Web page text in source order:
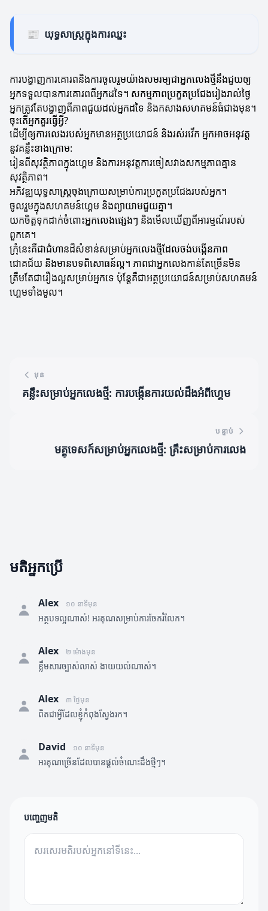
📰 យុទ្ធសាស្ត្រក្នុងការឈ្នះ
ការបង្ហាញការគោរពនិងការចូលរួមយ៉ាងសមរម្យជាអ្នកលេងថ្មីនឹងជួយឲ្យ
អ្នកទទួលបានការគោរពពីអ្នកដទៃ។ សកម្មភាពប្រកួតប្រជែងរៀងរាល់ថ្ងៃ
អ្នកត្រូវតែបង្ហាញពីភាពជួយដល់អ្នកដទៃ និងកសាងសហគមន៍ធំជាងមុន។
ចុះតើអ្នកគួរធ្វើអ្វី?
ដើម្បីឲ្យការលេងរបស់អ្នកមានអត្ថប្រយោជន៍ និងរស់រវើក អ្នកអាចអនុវត្ត
នូវគន្លឹះខាងក្រោម:
រៀនពីសុវត្ថិភាពក្នុងហ្គេម និងការអនុវត្តការចៀសវាងសកម្មភាពគ្មាន
សុវត្ថិភាព។
អភិវឌ្ឍយុទ្ធសាស្ត្រចុងក្រោយសម្រាប់ការប្រកួតប្រជែងរបស់អ្នក។
ចូលរួមក្នុងសហគមន៍ហ្គេម និងព្យាយាមជួយគ្នា។
យកចិត្តទុកដាក់ចំពោះអ្នកលេងផ្សេងៗ និងមើលឃើញពីអារម្មណ៍របស់
ពួកគេ។
ក្រុំនេះគឺជាជំហានដ៏សំខាន់សម្រាប់អ្នកលេងថ្មីដែលចង់បង្កើនភាព
ជោគជ័យ និងមានបទពិសោធន៍ល្អ។ ភាពជាអ្នកលេងកាន់តែច្រើនមិន
ត្រឹមតែជារឿងល្អសម្រាប់អ្នកទេ ប៉ុន្តែគឺជាអត្ថប្រយោជន៍សម្រាប់សហគមន៍
ហ្គេមទាំងមូល។
មុន
គន្លឹះសម្រាប់អ្នកលេងថ្មី: ការបង្កើនការយល់ដឹងអំពីហ្គេម
បន្ទាប់
មគ្គុទេសក៍សម្រាប់អ្នកលេងថ្មី: គ្រឹះសម្រាប់ការលេង
មតិអ្នកប្រើ
Alex ១០ នាទីមុន
អត្ថបទល្អណាស់! អរគុណសម្រាប់ការចែករំលែក។
Alex ២ ម៉ោងមុន
ខ្លឹមសារច្បាស់លាស់ ងាយយល់ណាស់។
Alex ៣ ថ្ងៃមុន
ពិតជាអ្វីដែលខ្ញុំកំពុងស្វែងរក។
David ១០ នាទីមុន
អរគុណច្រើនដែលបានផ្តល់ចំណេះដឹងថ្មីៗ។
បញ្ចេញមតិ